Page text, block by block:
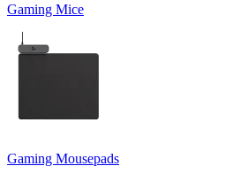
Gaming Mice
Gaming Mousepads